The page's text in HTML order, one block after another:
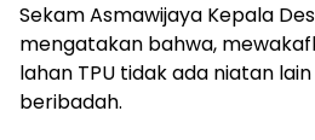
Sekam Asmawijaya Kepala
mengatakan bahwa,
lahan TPU tidak ada niatan
beribadah.